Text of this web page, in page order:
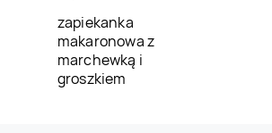
zapiekanka
makaronowa z
marchewką i
groszkiem